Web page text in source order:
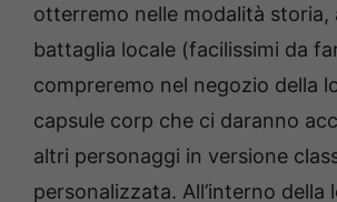
otterremo nelle modalità storia,
battaglia locale (facilissimi da
compreremo nel negozio della
capsule corp che ci daranno
altri personaggi in versione
personalizzata. All’interno della